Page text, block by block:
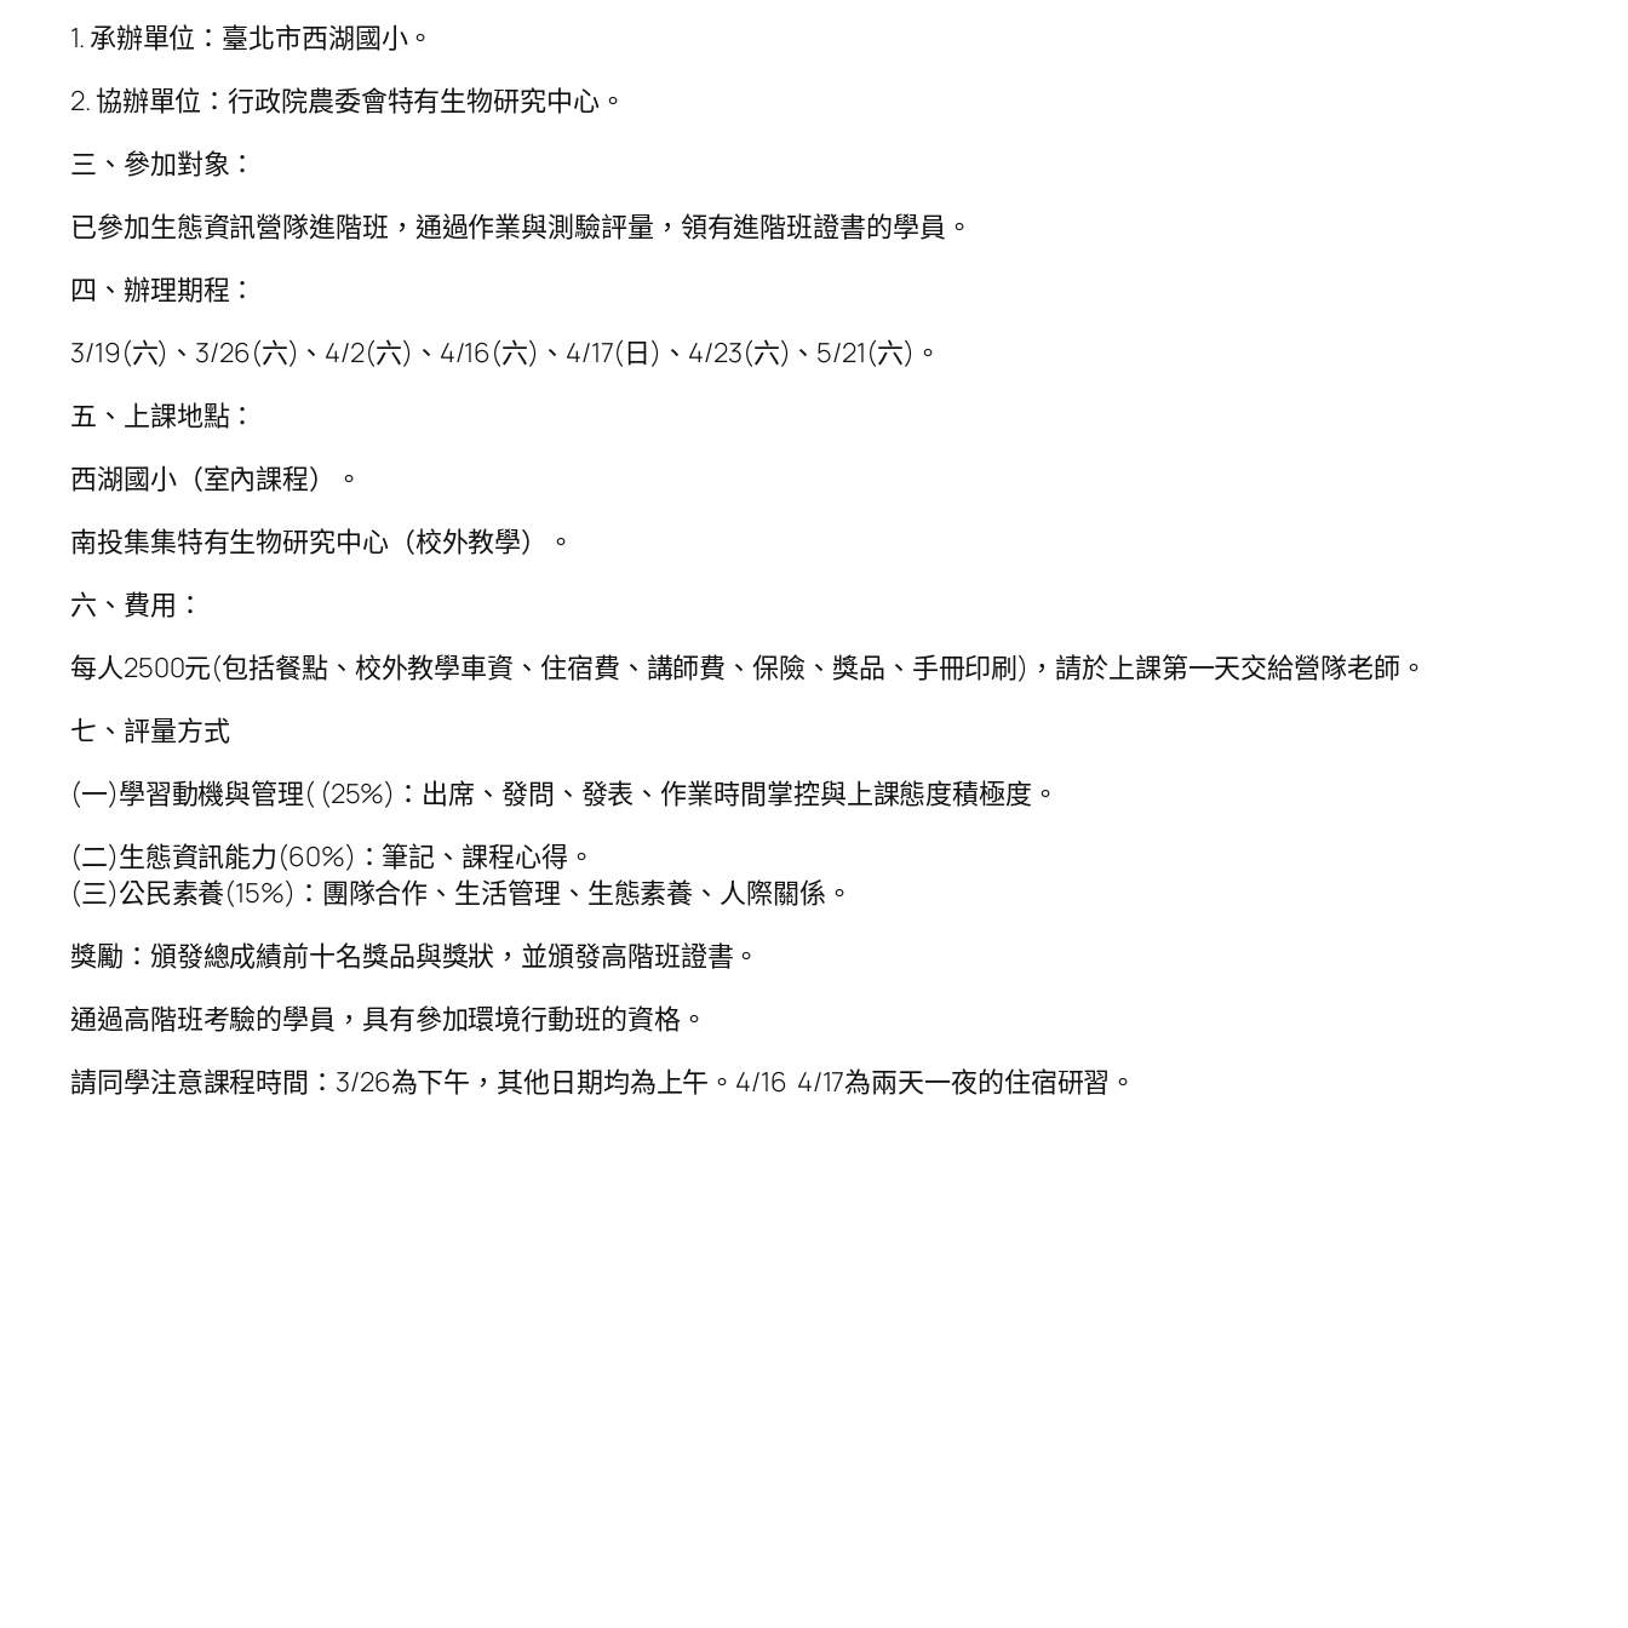
1. 承辦單位：臺北市西湖國小。
2. 協辦單位：行政院農委會特有生物研究中心。
三、參加對象：
已參加生態資訊營隊進階班，通過作業與測驗評量，領有進階班證書的學員。
四、辦理期程：
3/19(六)、3/26(六)、4/2(六)、4/16(六)、4/17(日)、4/23(六)、5/21(六)。
五、上課地點：
西湖國小（室內課程）。
南投集集特有生物研究中心（校外教學）。
六、費用：
每人2500元(包括餐點、校外教學車資、住宿費、講師費、保險、獎品、手冊印刷)，請於上課第一天交給營隊老師。
七、評量方式
(一)學習動機與管理( (25%)：出席、發問、發表、作業時間掌控與上課態度積極度。
(二)生態資訊能力(60%)：筆記、課程心得。
(三)公民素養(15%)：團隊合作、生活管理、生態素養、人際關係。
獎勵：頒發總成績前十名獎品與獎狀，並頒發高階班證書。
通過高階班考驗的學員，具有參加環境行動班的資格。
請同學注意課程時間：3/26為下午，其他日期均為上午。4/16 4/17為兩天一夜的住宿研習。